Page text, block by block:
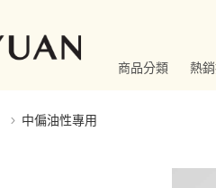
商品分類 熱
中偏油性專用